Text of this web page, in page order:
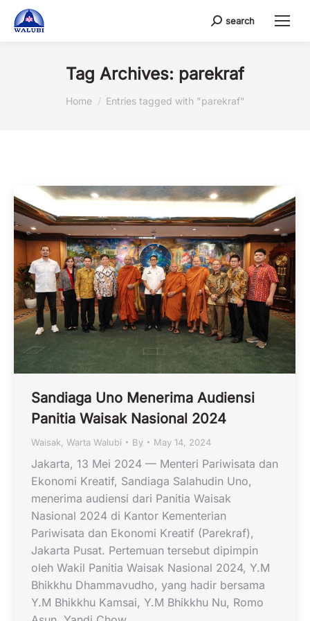
Search:
search
Tag Archives: parekraf
You are here:
Home Entries tagged with "parekraf"
Sandiaga Uno Menerima Audiensi
Panitia Waisak Nasional 2024
Waisak Warta Walubi By May 14, 2024
Jakarta, 13 Mei 2024 — Menteri Pariwisata dan
Ekonomi Kreatif, Sandiaga Salahudin Uno,
menerima audiensi dari Panitia Waisak
Nasional 2024 di Kantor Kementerian
Pariwisata dan Ekonomi Kreatif (Parekraf),
Jakarta Pusat. Pertemuan tersebut dipimpin
oleh Wakil Panitia Waisak Nasional 2024, Y.M
Bhikkhu Dhammavudho, yang hadir bersama
Y.M Bhikkhu Kamsai, Y.M Bhikkhu Nu, Romo